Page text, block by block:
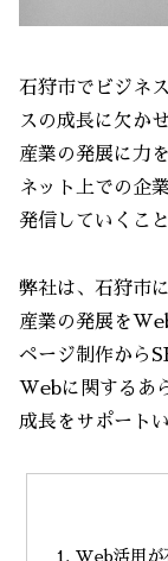
石狩市でビジネ
スの成長に欠か
産業の発展に力
ネット上での企
発信していくこ
弊社は、石狩市
産業の発展を
ページ制作から
Webに関するあ
成長をサポート
Web活用が